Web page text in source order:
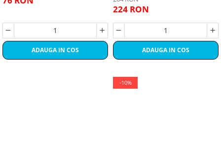
ADAUGA IN COS
224 RON
ADAUGA IN COS
-10%